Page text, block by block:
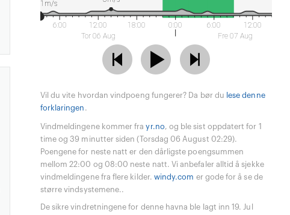
6:00
12:00
Tor 06 Aug
18:00 0:00 6:00
12:00
Fre 07 Aug
1m/s
Vil du vite hvordan vindpoeng fungerer? Da bør du lese denne
forklaringen .
Vindmeldingene kommer frayr.no, og ble sist oppdatert for 1
time og 39 minutter siden (Torsdag 06 August 02:29).
Poengene for neste natt er den dårligste poengsummen
mellom 22:00 og 08:00 neste natt. Vi anbefaler alltid å sjekke
vindmeldingene fra flere kilder. windy.com er gode for å se de
større vindsystemene..
De sikre vindretningene for denne havna ble lagt inn 19. Jul